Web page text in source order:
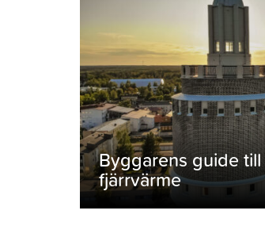
Byggarens guide
fjärrvärme